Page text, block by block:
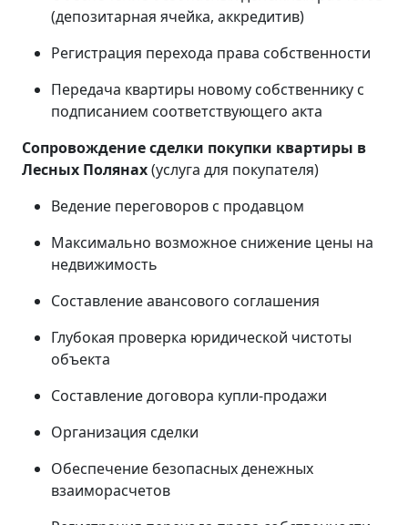
(депозитарная ячейка, аккредитив)
Регистрация перехода права собственности
Передача квартиры новому собственнику с
подписанием соответствующего акта
Сопровождение сделки покупки квартиры в
Лесных Полянах(услуга для покупателя)
Ведение переговоров с продавцом
Максимально возможное снижение цены на
недвижимость
Составление авансового соглашения
Глубокая проверка юридической чистоты
объекта
Составление договора купли-продажи
Организация сделки
Обеспечение безопасных денежных
взаиморасчетов